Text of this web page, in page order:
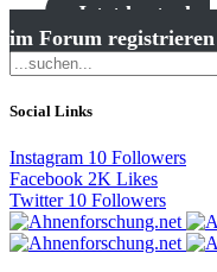
Jetzt kostenlos
im Forum registrieren
Social Links
Instagram 10 Followers
Facebook 2K Likes
Twitter 10 Followers